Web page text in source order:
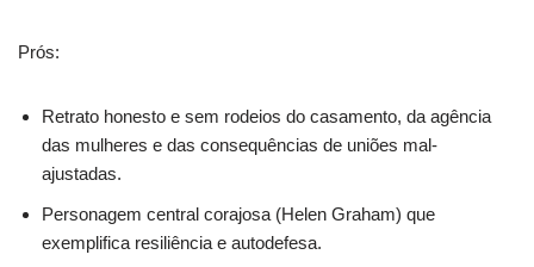
Prós:
Retrato honesto e sem rodeios do casamento, da agência
das mulheres e das consequências de uniões mal-
ajustadas.
Personagem central corajosa (Helen Graham) que
exemplifica resiliência e autodefesa.